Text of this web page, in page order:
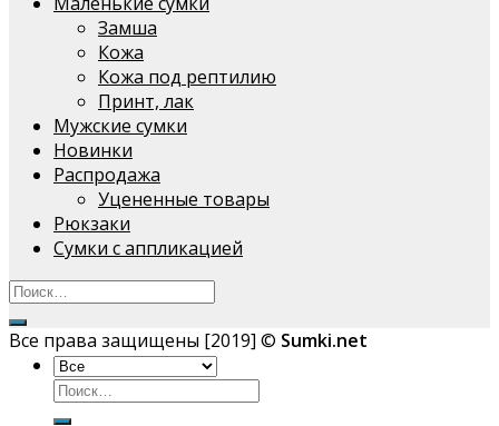
Замша
Кожа
Кожа под рептилию
Принт, лак
Мужские сумки
Новинки
Распродажа
Уцененные товары
Рюкзаки
Сумки с аппликацией
Все права защищены [2019] © Sumki.net
Искать: